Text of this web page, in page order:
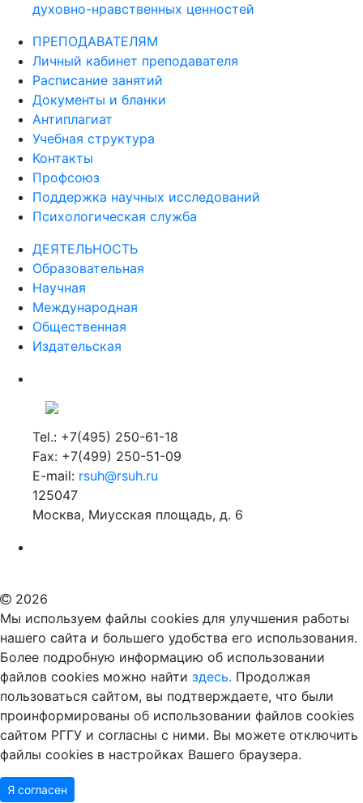
духовно-нравственных ценностей
ПРЕПОДАВАТЕЛЯМ
Личный кабинет преподавателя
Расписание занятий
Документы и бланки
Антиплагиат
Учебная структура
Контакты
Профсоюз
Поддержка научных исследований
Психологическая служба
ДЕЯТЕЛЬНОСТЬ
Образовательная
Научная
Международная
Общественная
Издательская
Tel.: +7(495) 250-61-18
Fax: +7(499) 250-51-09
E-mail: rsuh@rsuh.ru
125047
Москва, Миусская площадь, д. 6
2026
Мы используем файлы cookies для улучшения работы
нашего сайта и большего удобства его использования.
Более подробную информацию об использовании
файлов cookies можно найти здесь. Продолжая
пользоваться сайтом, вы подтверждаете, что были
проинформированы об использовании файлов cookies
сайтом РГГУ и согласны с ними. Вы можете отключить
файлы cookies в настройках Вашего браузера.
Я согласен